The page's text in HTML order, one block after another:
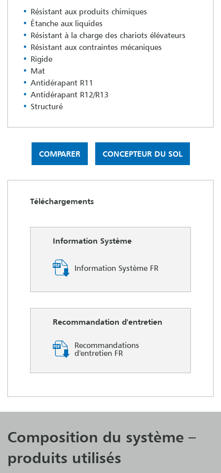
Résistant aux produits chimiques
Étanche aux liquides
Résistant à la charge des chariots élévateurs
Résistant aux contraintes mécaniques
Rigide
Mat
Antidérapant R11
Antidérapant R12/R13
Structuré
COMPARER CONCEPTEUR DU SOL
Téléchargements
Information Système
Information Système FR
Recommandation d'entretien
Recommandations
d'entretien FR
Composition du système –
produits utilisés